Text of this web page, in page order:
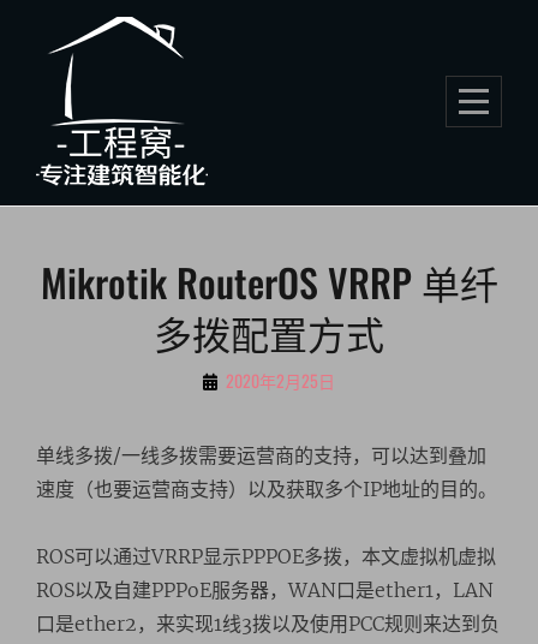
content
Mikrotik RouterOS VRRP 单纤
多拨配置方式
By
虎
2020年2月25日
单线多拨/一线多拨需要运营商的支持，可以达到叠加
速度（也要运营商支持）以及获取多个IP地址的目的。
ROS可以通过VRRP显示PPPOE多拨，本文虚拟机虚拟
ROS以及自建PPPoE服务器，WAN口是ether1，LAN
口是ether2，来实现1线3拨以及使用PCC规则来达到负
文
章